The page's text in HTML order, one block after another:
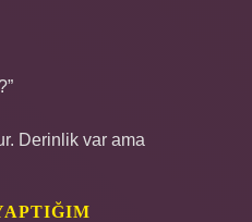
Derinlik var ama